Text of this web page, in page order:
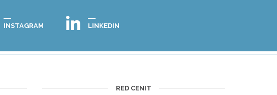
INSTAGRAM LINKEDIN
RED CENIT